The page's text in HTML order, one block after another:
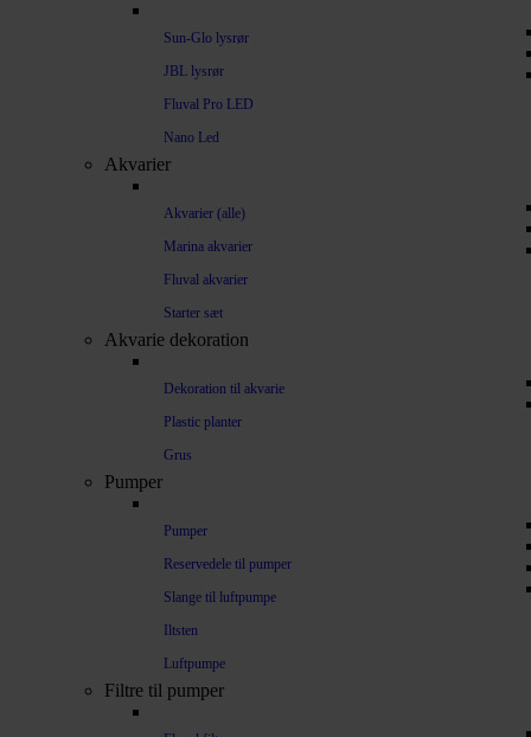
Sun-Glo lysrør
JBL lysrør
Fluval Pro LED
Nano Led
Akvarier
Akvarier (alle)
Marina akvarier
Fluval akvarier
Starter sæt
Akvarie dekoration
Dekoration til akvarie
Plastic planter
Grus
Pumper
Pumper
Reservedele til pumper
Slange til luftpumpe
Iltsten
Luftpumpe
Filtre til pumper